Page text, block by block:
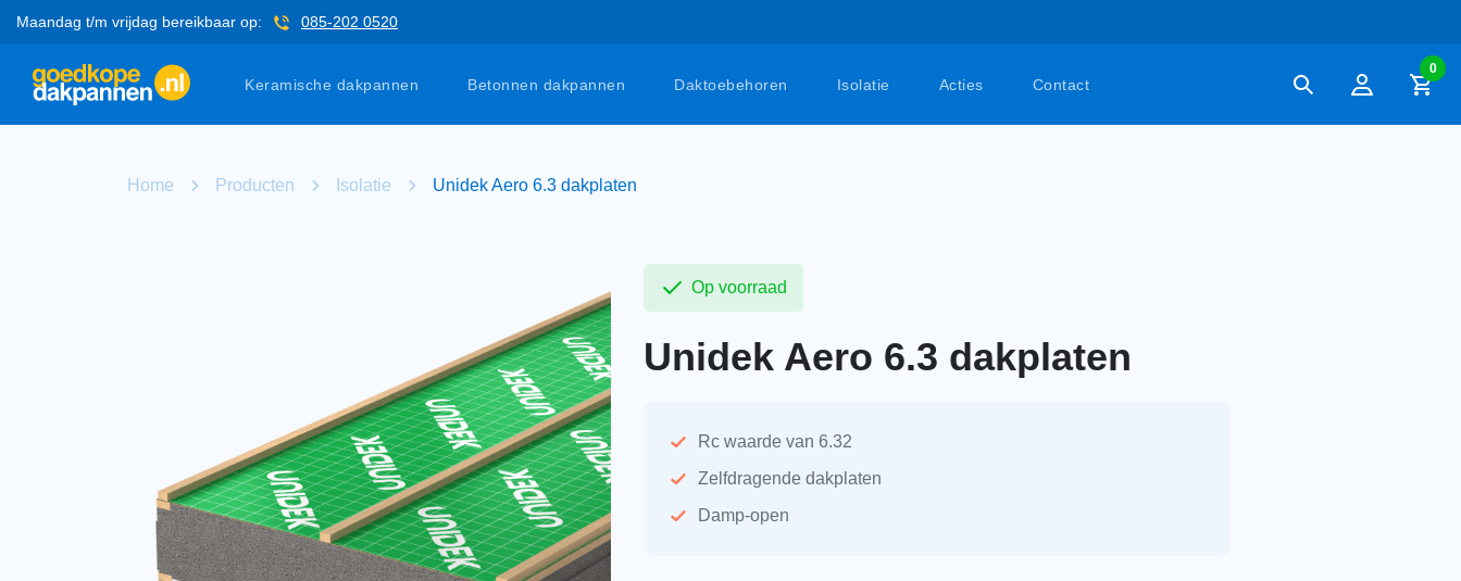
Maandag t/m vrijdag bereikbaar op: 085-202 0520
Keramische dakpannen Betonnen dakpannen Daktoebehoren Isolatie Acties Contact
0
Home Producten Isolatie Unidek Aero 6.3 dakplaten
Op voorraad
Unidek Aero 6.3 dakplaten
Rc waarde van 6.32
Zelfdragende dakplaten
Damp-open